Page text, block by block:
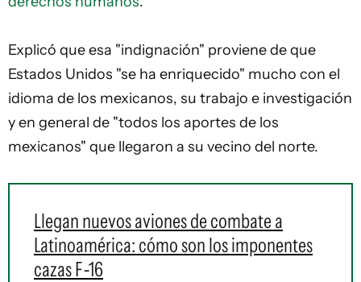
Explicó que esa "indignación" proviene de que
Estados Unidos "se ha enriquecido" mucho con el
idioma de los mexicanos, su trabajo e investigación
y en general de "todos los aportes de los
mexicanos" que llegaron a su vecino del norte.
Llegan nuevos aviones de combate a
Latinoamérica: cómo son los imponentes
cazas F-16